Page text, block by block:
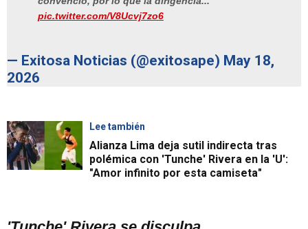
pic.twitter.com/V8Ucvj7zo6
— Exitosa Noticias (@exitosape) May 18,
2026
Lee también
Alianza Lima deja sutil indirecta tras
polémica con 'Tunche' Rivera en la 'U':
"Amor infinito por esta camiseta"